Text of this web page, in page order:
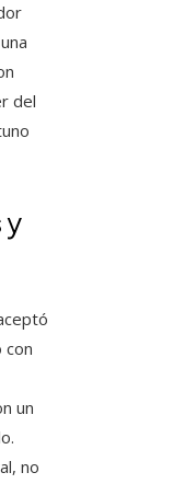
del
y
con
un
no